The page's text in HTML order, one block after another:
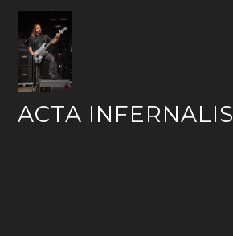
Skip
content
ACTA INFERNALIS